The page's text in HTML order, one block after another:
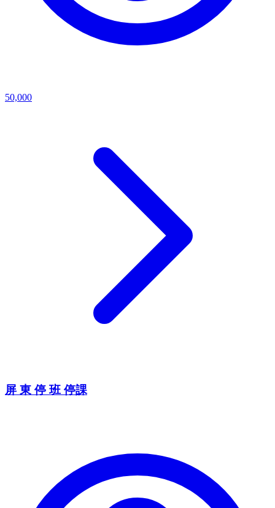
50,000
屏 東 停 班 停課